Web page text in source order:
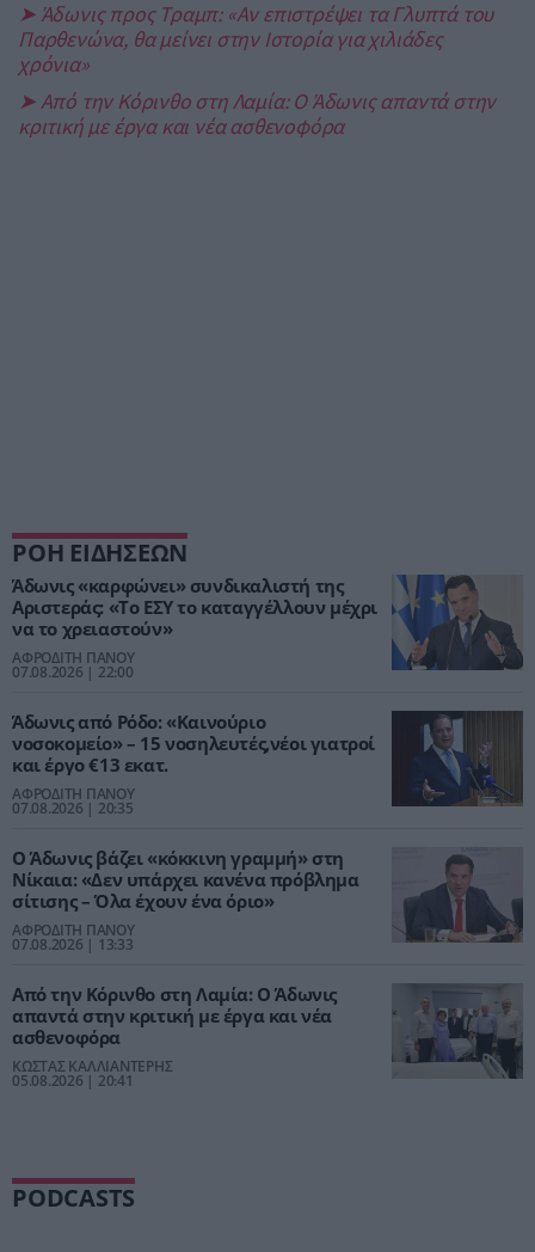
➤ Άδωνις προς Τραμπ: «Αν επιστρέψει τα Γλυπτά του
Παρθενώνα, θα μείνει στην Ιστορία για χιλιάδες
χρόνια»
➤ Από την Κόρινθο στη Λαμία: Ο Άδωνις απαντά στην
κριτική με έργα και νέα ασθενοφόρα
ΡΟΗ ΕΙΔΗΣΕΩΝ
Άδωνις «καρφώνει» συνδικαλιστή της
Αριστεράς: «Το ΕΣΥ το καταγγέλλουν μέχρι
να το χρειαστούν»
ΑΦΡΟΔΙΤΗ ΠΑΝΟΥ
07.08.2026 | 22:00
Άδωνις από Ρόδο: «Καινούριο
νοσοκομείο» – 15 νοσηλευτές,νέοι γιατροί
και έργο €13 εκατ.
ΑΦΡΟΔΙΤΗ ΠΑΝΟΥ
07.08.2026 | 20:35
Ο Άδωνις βάζει «κόκκινη γραμμή» στη
Νίκαια: «Δεν υπάρχει κανένα πρόβλημα
σίτισης – Όλα έχουν ένα όριο»
ΑΦΡΟΔΙΤΗ ΠΑΝΟΥ
07.08.2026 | 13:33
Από την Κόρινθο στη Λαμία: Ο Άδωνις
απαντά στην κριτική με έργα και νέα
ασθενοφόρα
ΚΩΣΤΑΣ ΚΑΛΛΙΑΝΤΕΡΗΣ
05.08.2026 | 20:41
PODCASTS